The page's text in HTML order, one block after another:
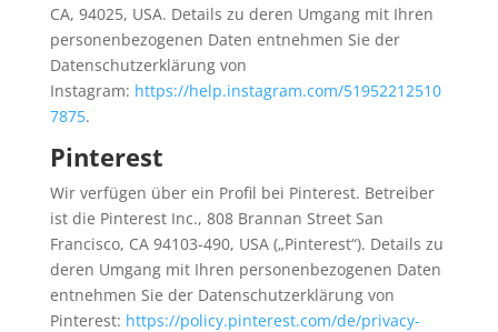
CA, 94025, USA. Details zu deren Umgang mit Ihren
personenbezogenen Daten entnehmen Sie der
Datenschutzerklärung von
Instagram: https://help.instagram.com/51952212510
7875.
Pinterest
Wir verfügen über ein Profil bei Pinterest. Betreiber
ist die Pinterest Inc., 808 Brannan Street San
Francisco, CA 94103-490, USA („Pinterest“). Details zu
deren Umgang mit Ihren personenbezogenen Daten
entnehmen Sie der Datenschutzerklärung von
Pinterest: https://policy.pinterest.com/de/privacy-